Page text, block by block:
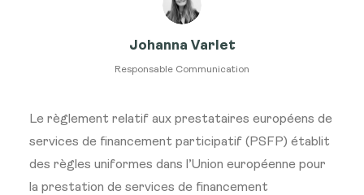
Johanna Varlet
Responsable Communication
Le règlement relatif aux prestataires européens de
services de financement participatif (PSFP) établit
des règles uniformes dans l’Union européenne pour
la prestation de services de financement